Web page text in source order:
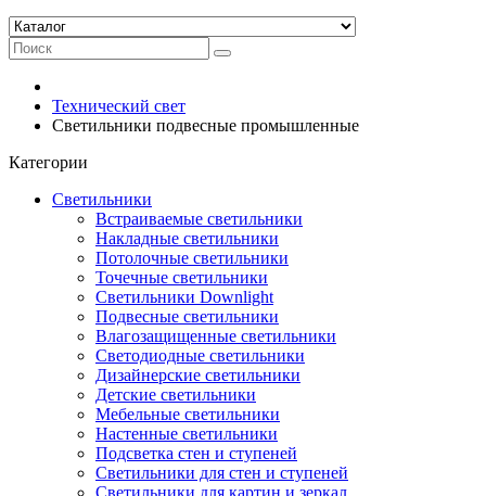
Технический свет
Светильники подвесные промышленные
Категории
Светильники
Встраиваемые светильники
Накладные светильники
Потолочные светильники
Точечные светильники
Светильники Downlight
Подвесные светильники
Влагозащищенные светильники
Светодиодные светильники
Дизайнерские светильники
Детские светильники
Мебельные светильники
Настенные светильники
Подсветка стен и ступеней
Светильники для стен и ступеней